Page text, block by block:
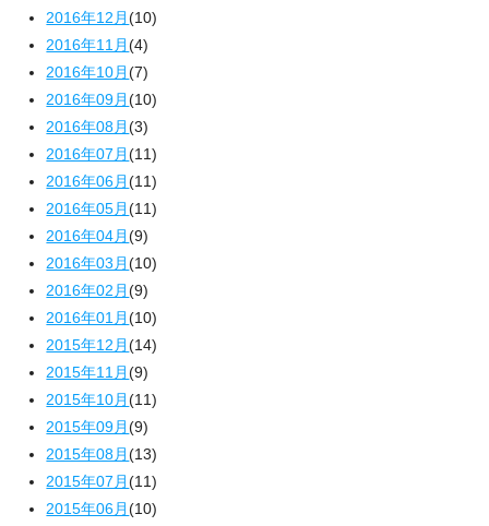
2016年12月(10)
2016年11月(4)
2016年10月(7)
2016年09月(10)
2016年08月(3)
2016年07月(11)
2016年06月(11)
2016年05月(11)
2016年04月(9)
2016年03月(10)
2016年02月(9)
2016年01月(10)
2015年12月(14)
2015年11月(9)
2015年10月(11)
2015年09月(9)
2015年08月(13)
2015年07月(11)
2015年06月(10)